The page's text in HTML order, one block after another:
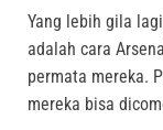
Yang lebih gila
adalah cara
permata mereka.
mereka bisa